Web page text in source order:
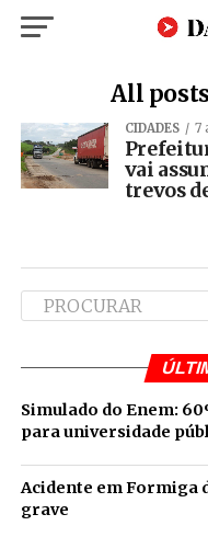
All
CIDADES 7
vai
trevos
Simulado do Enem:
para universidade
Acidente em Formiga
grave